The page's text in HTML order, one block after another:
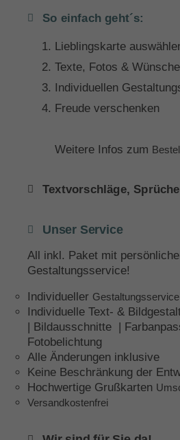
So einfach geht´s:
Lieblingskarte
Texte, Fotos &
Individuellen
Freude verschenken
Weitere Infos zum
Textvorschläge, Sprüche
Unser Service
All inkl. Paket mit
Gestaltungsservice!
Individueller Gestaltungsservice
Individuelle Text- &
| Bildausschnitte |
Fotobelichtung
Alle Änderungen inklusive
Keine Beschränkung der
Hochwertige Grußkarten
Versandkostenfrei